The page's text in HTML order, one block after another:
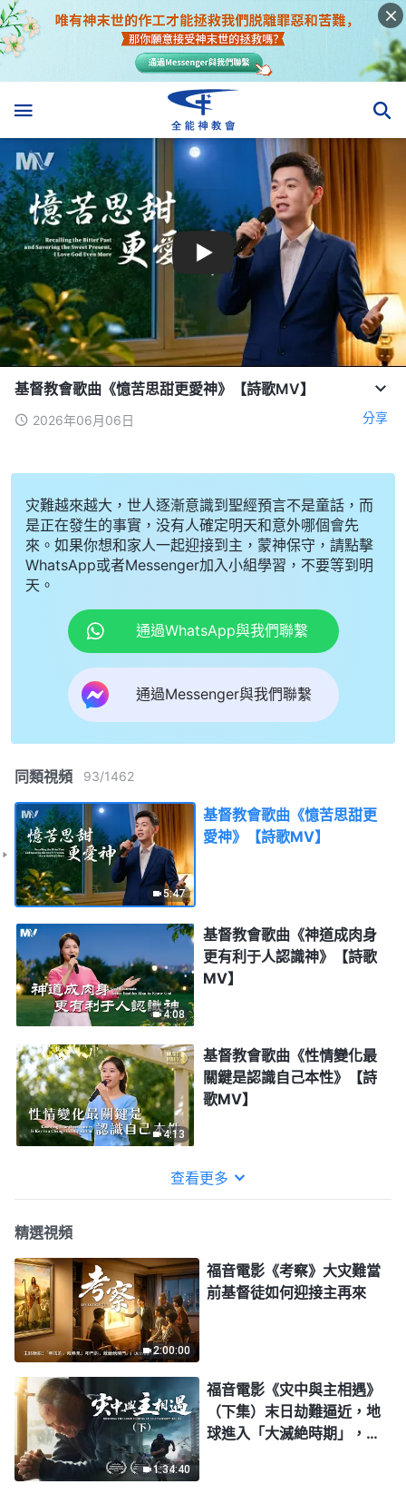
基督教會歌曲《憶苦思甜更愛神》【詩歌MV】
2026年06月06日 分享
灾難越來越大，世人逐漸意識到聖經預言不是童話，而
是正在發生的事實，没有人確定明天和意外哪個會先
來。如果你想和家人一起迎接到主，蒙神保守，請點擊
WhatsApp或者Messenger加入小組學習，不要等到明
天。
通過WhatsApp與我們聯繫
通過Messenger與我們聯繫
同類視頻 93/1462
5:47
基督教會歌曲《憶苦思甜更
愛神》【詩歌MV】
4:08
基督教會歌曲《神道成肉身
更有利于人認識神》【詩歌
MV】
4:13
基督教會歌曲《性情變化最
關鍵是認識自己本性》【詩
歌MV】
查看更多
精選視頻
2:00:00
福音電影《考察》大灾難當
前基督徒如何迎接主再來
1:34:40
福音電影《灾中與主相遇》
（下集）末日劫難逼近，地
球進入「大滅絶時期」，人